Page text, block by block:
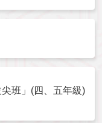
班」(四、五年級)